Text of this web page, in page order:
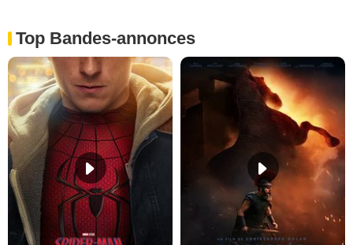
Top Bandes-annonces